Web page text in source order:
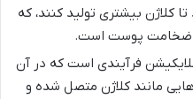
کلاژن بیشتری تولید کنند، که
و ضخامت پوست است.
فرآیندی است که در آن
مانند کلاژن متصل شده و